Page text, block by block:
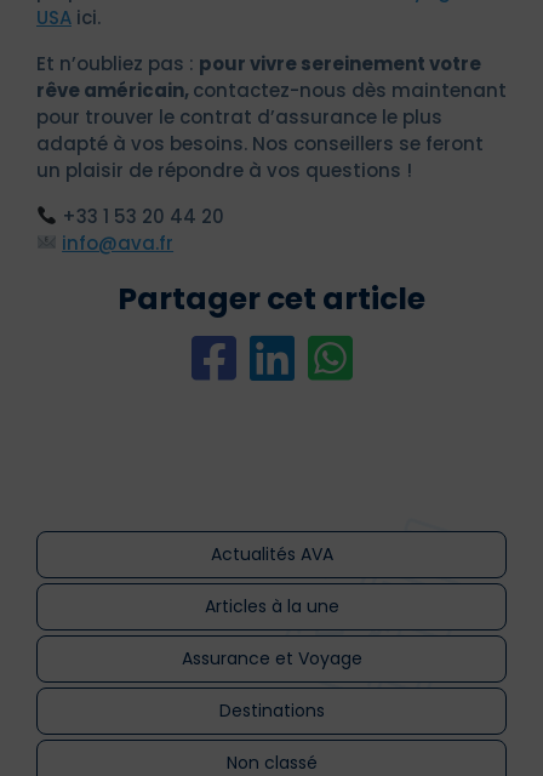
USA ici.
Et n’oubliez pas : pour vivre sereinement votre
rêve américain,contactez-nous dès maintenant
pour trouver le contrat d’assurance le plus
adapté à vos besoins. Nos conseillers se feront
un plaisir de répondre à vos questions !
+33 1 53 20 44 20
info@ava.fr
Partager cet article
Actualités AVA
Articles à la une
Assurance et Voyage
Destinations
Non classé